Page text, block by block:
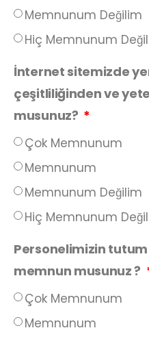
Memnunum Değilim
Hiç Memnunum
İnternet sitemizde
çeşitliliğinden ve
musunuz?
Çok Memnunum
Memnunum
Memnunum Değilim
Hiç Memnunum
Personelimizin
memnun musunuz ?
Çok Memnunum
Memnunum